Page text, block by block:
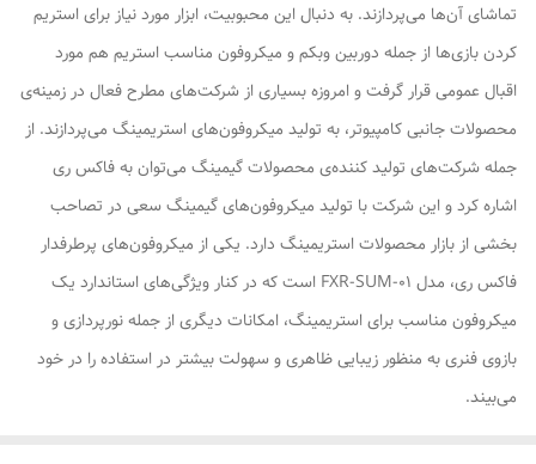
تماشای آن‌ها می‌پردازند. به دنبال این محبوبیت، ابزار مورد نیاز برای استریم
کردن بازی‌ها از جمله دوربین وبکم و میکروفون مناسب استریم هم مورد
اقبال عمومی قرار گرفت و امروزه بسیاری از شرکت‌های مطرح فعال در زمینه‌ی
محصولات جانبی کامپیوتر، به تولید میکروفون‌های استریمینگ می‌پردازند. از
جمله شرکت‌های تولید کننده‌ی محصولات گیمینگ می‌توان به فاکس ری
اشاره کرد و این شرکت با تولید میکروفون‌های گیمینگ سعی در تصاحب
بخشی از بازار محصولات استریمینگ دارد. یکی از میکروفون‌های پرطرفدار
فاکس ری، مدل FXR-SUM-01 است که در کنار ویژگی‌های استاندارد یک
میکروفون مناسب برای استریمینگ، امکانات دیگری از جمله نورپردازی و
بازوی فنری به منظور زیبایی ظاهری و سهولت بیشتر در استفاده را در خود
می‌بیند.